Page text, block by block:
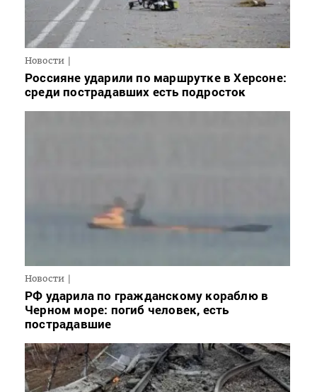
Новости
Россияне ударили по маршрутке в Херсоне:
среди пострадавших есть подросток
Новости
РФ ударила по гражданскому кораблю в
Черном море: погиб человек, есть
пострадавшие